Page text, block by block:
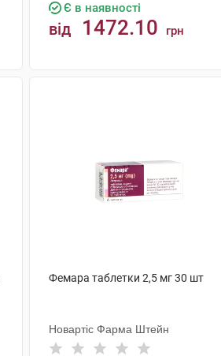
Є в наявності
від 1472.10 грн
Фемара таблетки 2,5 мг 30 шт
Новартіс Фарма Штейн